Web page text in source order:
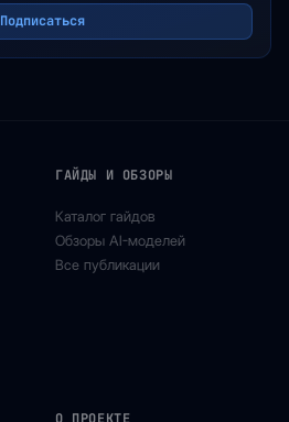
Подписаться
ГАЙДЫ И ОБЗОРЫ
Каталог гайдов
Обзоры AI-моделей
Все публикации